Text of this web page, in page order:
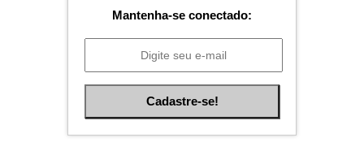
Mantenha-se conectado: